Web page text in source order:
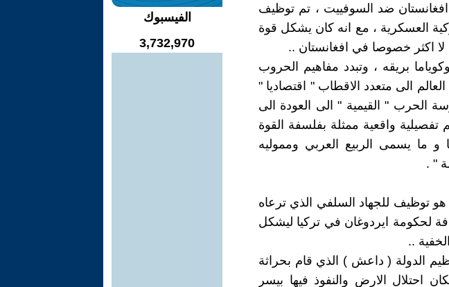
ضد السوفييت ، تم توظيف
العسكرية ، مع انه كان يشكل قوة
لا اكثر خصوصا في افغانستان ..
بريقه ، وتبدد مفاهيم الحروب
الى متعدد الاقطاب " اقتصاديا "
الحرب " القيمية " الى العودة الى
واقعية ممثلة بفلسفة القوة
و ما يسمى الربيع العربي ومموليه
" .
توظيف للجهاد السلفي الذي ترعاه
لحكومة ايردوغان في تركيا ليشكل
..
الدولة ( داعش ) الذي قام بحراثة
احتلال الارض والنفوذ فيها بيسر
الفيسبوك
3,732,970